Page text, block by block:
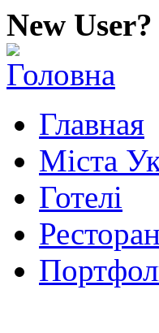
New User?
Главная
Міста
Готелі